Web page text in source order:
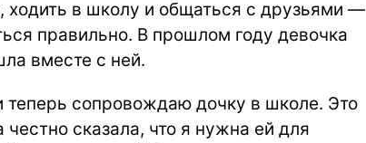
ходить в школу и общаться с друзьями —
правильно. В прошлом году девочка
вместе с ней.
сопровождаю дочку в школе. Это
сказала, что я нужна ей для